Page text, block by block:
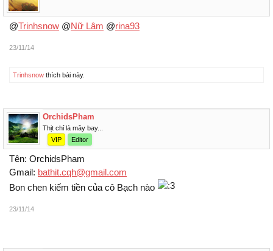
@Trinhsnow @Nữ Lâm @rina93
23/11/14
Trinhsnow thích bài này.
OrchidsPham
Thịt chỉ là mây bay...
VIP
Editor
Tên: OrchidsPham
Gmail: bathit.cqh@gmail.com
Bon chen kiếm tiền của
Bạch nào
23/11/14